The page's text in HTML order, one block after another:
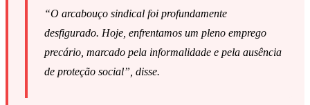
“O arcabouço sindical foi profundamente
desfigurado. Hoje, enfrentamos um pleno emprego
precário, marcado pela informalidade e pela ausência
de proteção social”, disse.